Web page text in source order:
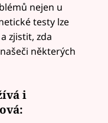
nejen u
testy lze
zjistit, zda
některých
i